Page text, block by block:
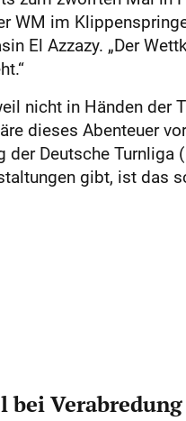
WM im
El Azzazy. „Der
nicht in Händen der
dieses Abenteuer
Deutsche Turnliga
gibt, ist das
bei